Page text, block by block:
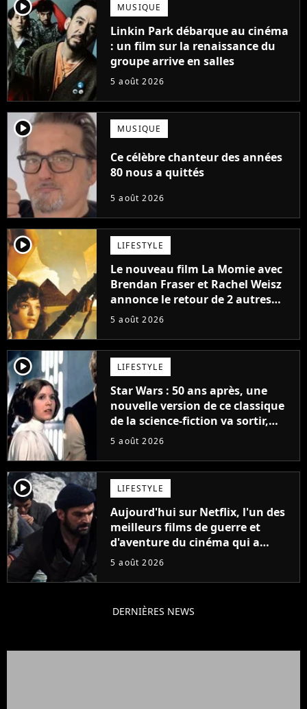
player2 MUSIQUE
Linkin Park débarque au cinéma
: un film sur la renaissance du
groupe arrive en salles
5 août 2026
player2 MUSIQUE
Ce célèbre chanteur des années
80 nous a quittés
5 août 2026
player2 LIFESTYLE
Le nouveau film La Momie avec
Brendan Fraser et Rachel Weisz
annonce le retour de 2 autres
personnages emblématiques de
5 août 2026
player2 LIFESTYLE
Star Wars : 50 ans après, une
nouvelle version de ce classique
de la science-fiction va sortir,
mais on ne la verra jamais en
5 août 2026
player2 LIFESTYLE
Aujourd'hui sur Netflix, l'un des
meilleurs films de guerre et
d'aventure du cinéma qui a
connu un succès retentissant à
5 août 2026
DERNIÈRES NEWS